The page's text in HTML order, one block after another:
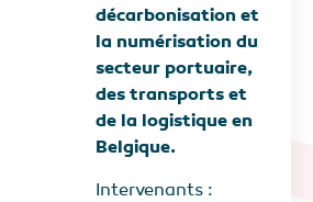
décarbonisation et
la numérisation du
secteur portuaire,
des transports et
de la logistique en
Belgique.
Intervenants :